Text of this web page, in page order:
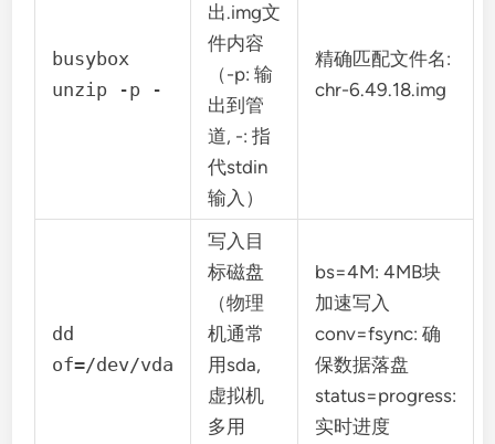
busybox
unzip -p -
出.img文
件内容
（-p: 输
出到管
道, -: 指
代stdin
输入）
精确匹配文件名:
chr-6.49.18.img
dd
of=/dev/vda
写入目
标磁盘
（物理
机通常
用sda,
虚拟机
多用
bs=4M: 4MB块
加速写入
conv=fsync: 确
保数据落盘
status=progress:
实时进度